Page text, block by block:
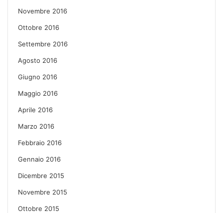
Novembre 2016
Ottobre 2016
Settembre 2016
Agosto 2016
Giugno 2016
Maggio 2016
Aprile 2016
Marzo 2016
Febbraio 2016
Gennaio 2016
Dicembre 2015
Novembre 2015
Ottobre 2015